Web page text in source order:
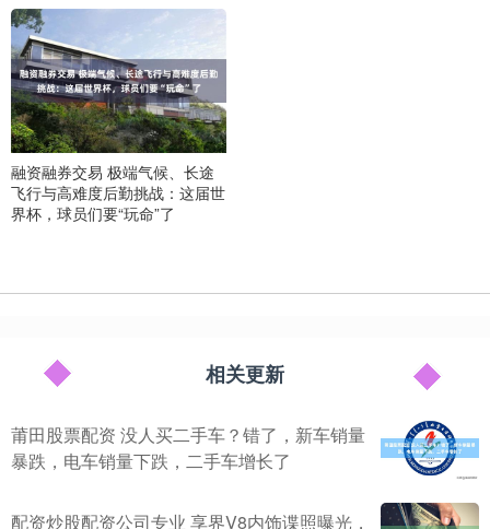
融资融券交易 极端气候、长途
飞行与高难度后勤挑战：这届世
界杯，球员们要“玩命”了
相关更新
莆田股票配资 没人买二手车？错了，新车销量
暴跌，电车销量下跌，二手车增长了
配资炒股配资公司专业 享界V8内饰谍照曝光，